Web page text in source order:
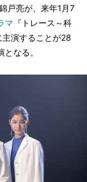
戸亮が、来年1月7
マ 『トレース～科
演することが28
なる。